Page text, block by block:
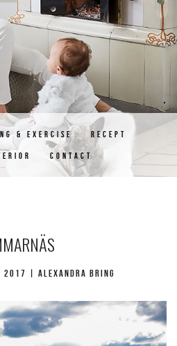
& EXERCISE RECEPT
CONTACT
| Alexandra Bring